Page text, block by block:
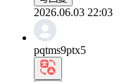
2026.06.03 22:03
pqtms9ptx5